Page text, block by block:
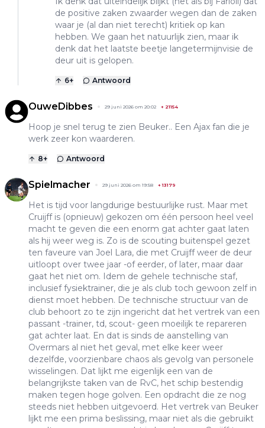
de positive zaken zwaarder wegen dan de zaken
waar je (al dan niet terecht) kritiek op kan
hebben. We gaan het natuurlijk zien, maar ik
denk dat het laatste beetje langetermijnvisie de
deur uit is gelopen.
6+ Antwoord
OuweDibbes 29 juni 2026 om 20:02 + 21154
Hoop je snel terug te zien Beuker.. Een Ajax fan die je
werk zeer kon waarderen.
8+ Antwoord
Spielmacher 29 juni 2026 om 19:58 +13179
Het is tijd voor langdurige bestuurlijke rust. Maar met
Cruijff is (opnieuw) gekozen om één persoon heel veel
macht te geven die een enorm gat achter gaat laten
als hij weer weg is. Zo is de scouting buitenspel gezet
ten faveure van Joel Lara, die met Cruijff weer de deur
uitloopt over twee jaar -of eerder, of later, maar daar
gaat het niet om. Idem de gehele technische staf,
inclusief fysiektrainer, die je als club toch gewoon zelf in
dienst moet hebben. De technische structuur van de
club behoort zo te zijn ingericht dat het vertrek van een
passant -trainer, td, scout- geen moeilijk te repareren
gat achter laat. En dat is sinds de aanstelling van
Overmars al niet het geval, met elke keer weer
dezelfde, voorzienbare chaos als gevolg van personele
wisselingen. Dat lijkt me eigenlijk een van de
belangrijkste taken van de RvC, het schip bestendig
maken tegen hoge golven. Een opdracht die ze nog
steeds niet hebben uitgevoerd. Het vertrek van Beuker
lijkt me een prima beslissing, maar niet als die gebruikt